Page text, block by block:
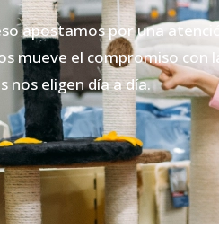
apostamos por una
mueve el compromiso con
nos eligen día a día.